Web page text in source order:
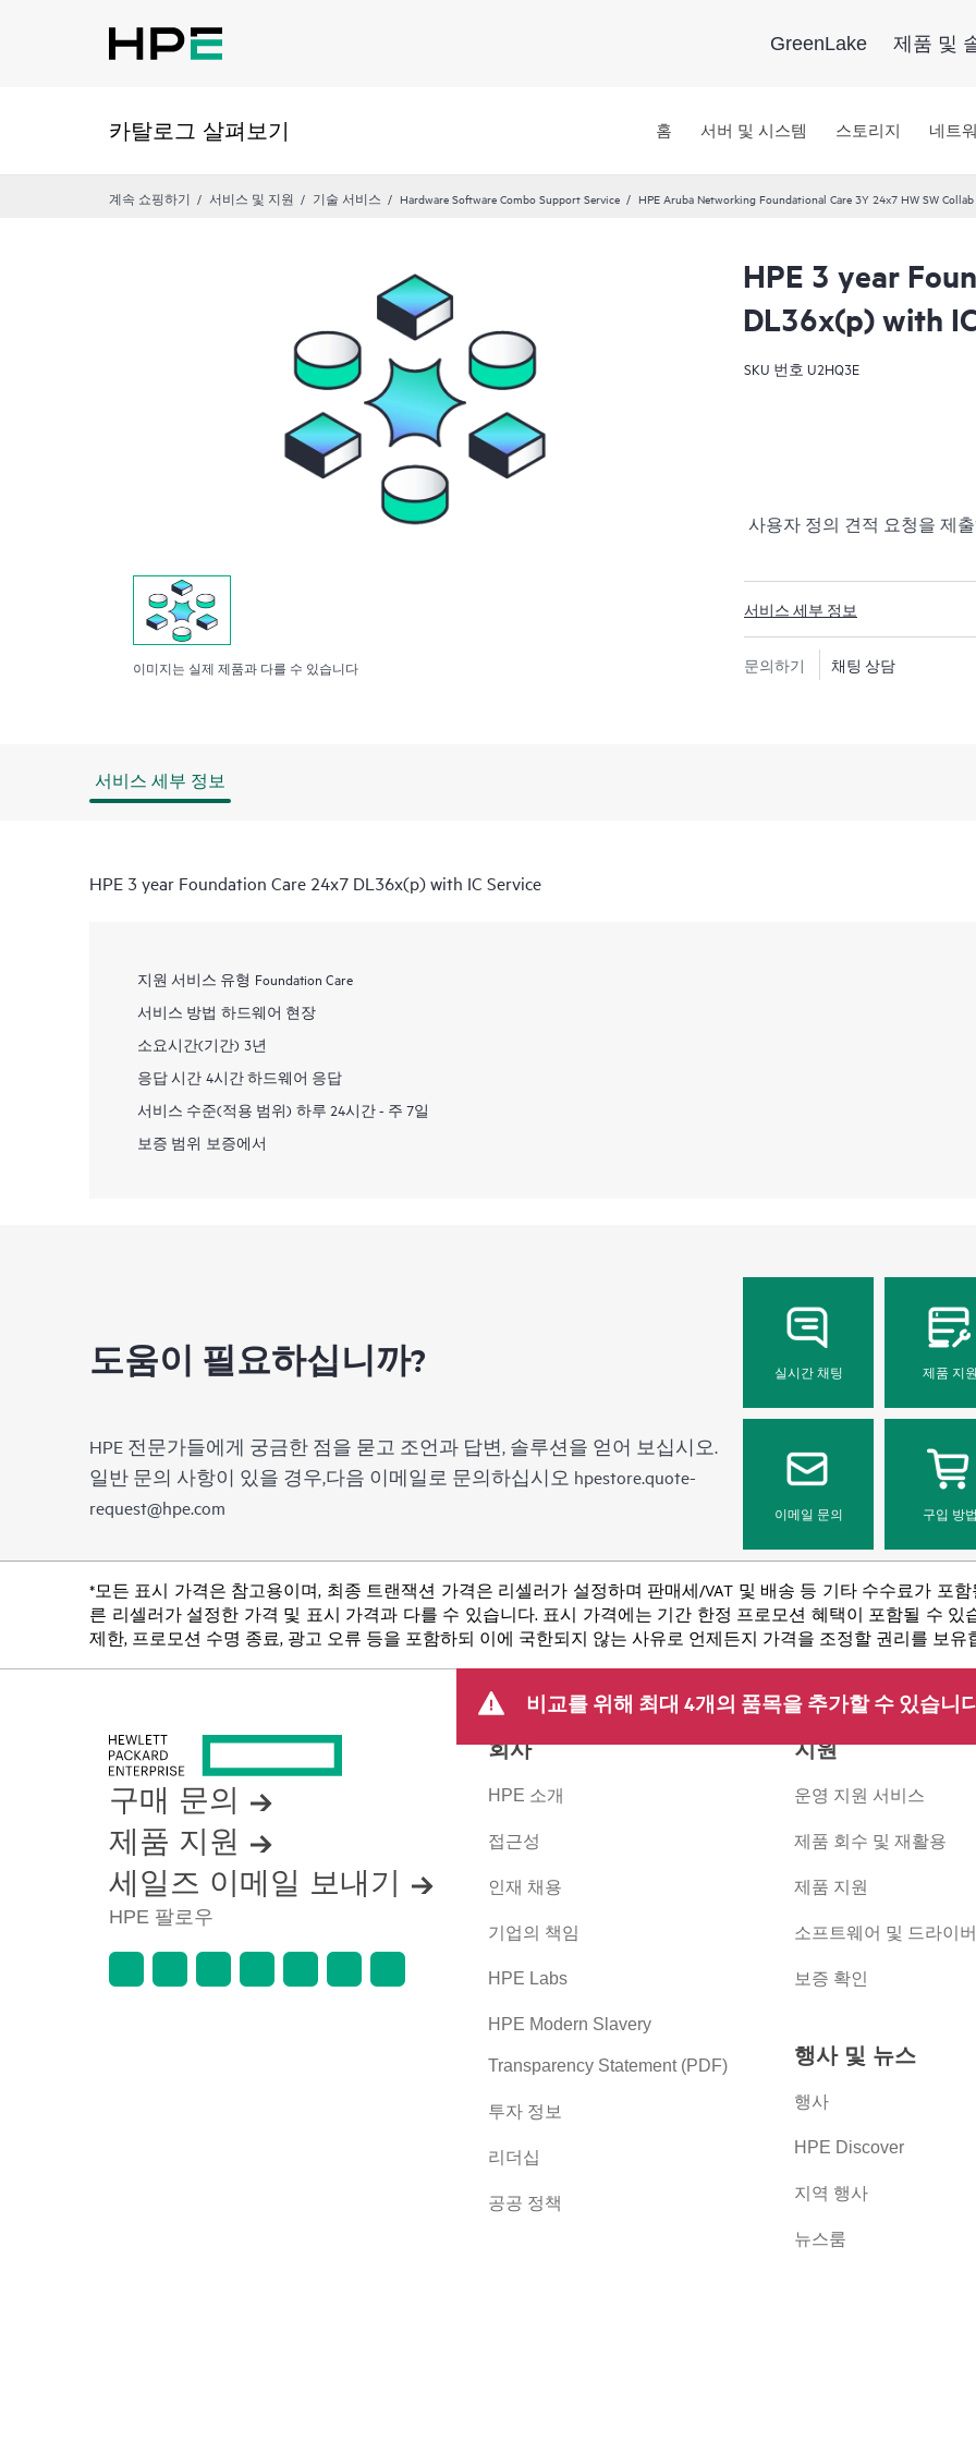
GreenLake 제품 및
카탈로그 살펴보기 홈 서버 및 시스템 스토리지 네트
계속 쇼핑하기 서비스 및 지원 기술 서비스 Hardware Software Combo Support Service HPE Aruba Networking Foundational Care 3Y 24x7 HW SW Collab
이미지는 실제 제품과 다를 수 있습니다
HPE 3 year
DL36x(p) with
SKU 번호 U2HQ3E
사용자 정의 견적 요청을 제
서비스 세부 정보
문의하기 채팅 상담
서비스 세부 정보
HPE 3 year Foundation Care 24x7 DL36x(p) with IC Service
지원 서비스 유형 Foundation Care
서비스 방법 하드웨어 현장
소요시간(기간) 3년
응답 시간 4시간 하드웨어 응답
서비스 수준(적용 범위) 하루 24시간 - 주 7일
보증 범위 보증에서
도움이 필요하십니까?
HPE 전문가들에게 궁금한 점을 묻고 조언과 답변, 솔루션을 얻어 보십시오.
일반 문의 사항이 있을 경우,다음 이메일로 문의하십시오 hpestore.quote-
request@hpe.com
실시간 채팅 제품 지
이메일 문의 구입 방
*모든 표시 가격은 참고용이며, 최종 트랜잭션 가격은 리셀러가 설정하며 판매세/VAT 및 배송 등 기타 수수료가 포
른 리셀러가 설정한 가격 및 표시 가격과 다를 수 있습니다. 표시 가격에는 기간 한정 프로모션 혜택이 포함될 수 있
제한, 프로모션 수명 종료, 광고 오류 등을 포함하되 이에 국한되지 않는 사유로 언제든지 가격을 조정할 권리를 보유
비교를 위해 최대 4개의 품목을 추가할 수 있습니
구매 문의
제품 지원
세일즈 이메일 보내기
HPE 팔로우
회사
HPE 소개
접근성
인재 채용
기업의 책임
HPE Labs
HPE Modern Slavery
Transparency Statement (PDF)
투자 정보
리더십
공공 정책
지원
운영 지원 서비스
제품 회수 및 재활용
제품 지원
소프트웨어 및 드라이
보증 확인
행사 및 뉴스
행사
HPE Discover
지역 행사
뉴스룸